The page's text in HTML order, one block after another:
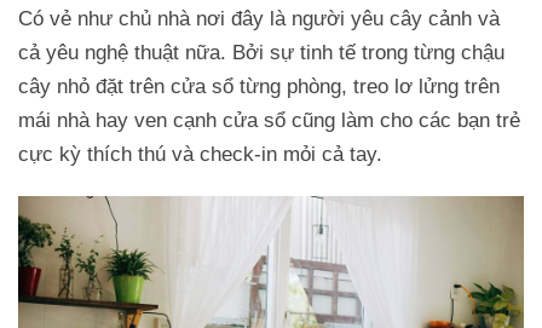
Có vẻ như chủ nhà nơi đây là người yêu cây cảnh và
cả yêu nghệ thuật nữa. Bởi sự tinh tế trong từng chậu
cây nhỏ đặt trên cửa sổ từng phòng, treo lơ lửng trên
mái nhà hay ven cạnh cửa sổ cũng làm cho các bạn trẻ
cực kỳ thích thú và check-in mỏi cả tay.